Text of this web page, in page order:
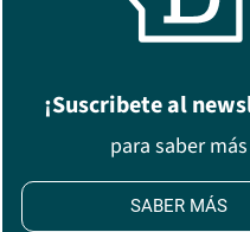
¡Suscribete al
para saber más
SABER MÁS